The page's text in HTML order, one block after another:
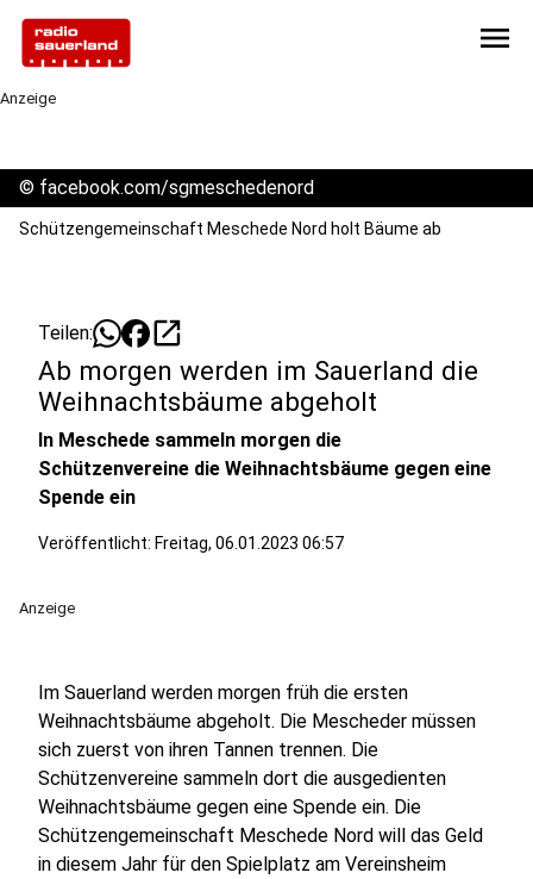
menu
Anzeige
© facebook.com/sgmeschedenord
Schützengemeinschaft Meschede Nord holt Bäume ab
Teilen: open_in_new
Ab morgen werden im Sauerland die
Weihnachtsbäume abgeholt
In Meschede sammeln morgen die
Schützenvereine die Weihnachtsbäume gegen eine
Spende ein
Veröffentlicht: Freitag, 06.01.2023 06:57
Anzeige
Im Sauerland werden morgen früh die ersten
Weihnachtsbäume abgeholt. Die Mescheder müssen
sich zuerst von ihren Tannen trennen. Die
Schützenvereine sammeln dort die ausgedienten
Weihnachtsbäume gegen eine Spende ein. Die
Schützengemeinschaft Meschede Nord will das Geld
in diesem Jahr für den Spielplatz am Vereinsheim